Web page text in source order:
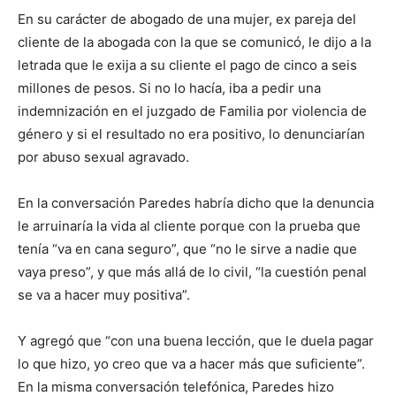
En su carácter de abogado de una mujer, ex pareja del
cliente de la abogada con la que se comunicó, le dijo a la
letrada que le exija a su cliente el pago de cinco a seis
millones de pesos. Si no lo hacía, iba a pedir una
indemnización en el juzgado de Familia por violencia de
género y si el resultado no era positivo, lo denunciarían
por abuso sexual agravado.
En la conversación Paredes habría dicho que la denuncia
le arruinaría la vida al cliente porque con la prueba que
tenía “va en cana seguro”, que “no le sirve a nadie que
vaya preso”, y que más allá de lo civil, “la cuestión penal
se va a hacer muy positiva”.
Y agregó que “con una buena lección, que le duela pagar
lo que hizo, yo creo que va a hacer más que suficiente”.
En la misma conversación telefónica, Paredes hizo